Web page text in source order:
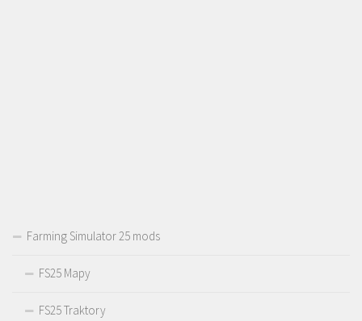
Farming Simulator 25 mods
FS25 Mapy
FS25 Traktory